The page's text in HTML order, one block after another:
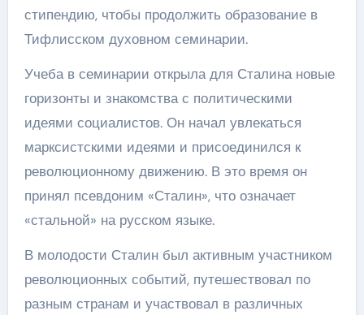
стипендию, чтобы продолжить образование в
Тифлисском духовном семинарии.
Учеба в семинарии открыла для Сталина новые
горизонты и знакомства с политическими
идеями социалистов. Он начал увлекаться
марксистскими идеями и присоединился к
революционному движению. В это время он
принял псевдоним «Сталин», что означает
«стальной» на русском языке.
В молодости Сталин был активным участником
революционных событий, путешествовал по
разным странам и участвовал в различных